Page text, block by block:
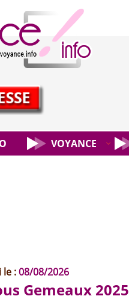
VOYANCE
:08/08/2026
Gemeaux 2025